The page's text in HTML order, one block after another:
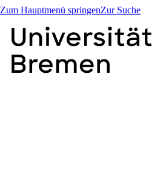
Zum Hauptmenü springenZur Suche